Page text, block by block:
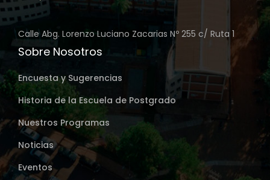
Calle Abg. Lorenzo Luciano Zacarias Nº 255 c/ Ruta 1
Sobre Nosotros
Encuesta y Sugerencias
Historia de la Escuela de Postgrado
Nuestros Programas
Noticias
Eventos